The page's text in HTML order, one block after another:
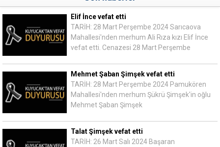
Elif İnce vefat etti
TARİH: 28 Mart Perşembe 2024 Sarıcaova
Mahallesi'nden merhum Ali Rıza kızı Elif İnce
vefat etti. Cenazesi 28 Mart Perşembe
Mehmet Şaban Şimşek vefat etti
TARİH: 28 Mart Perşembe 2024 Pamukören
Mahallesi'nden merhum Şükrü Şimşek'in oğlu
Mehmet Şaban Şimşek
Talat Şimşek vefat etti
TARİH: 26 Mart Salı 2024 Başaran